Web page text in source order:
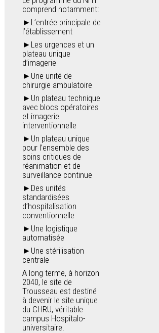
comprend notamment:
►L’entrée principale de
l’établissement
►Les urgences et un
plateau unique
d’imagerie
►Une unité de
chirurgie ambulatoire
►Un plateau technique
avec blocs opératoires
et imagerie
interventionnelle
►Un plateau unique
pour l’ensemble des
soins critiques de
réanimation et de
surveillance continue
►Des unités
standardisées
d’hospitalisation
conventionnelle
►Une logistique
automatisée
►Une stérilisation
centrale
A long terme, à horizon
2040, le site de
Trousseau est destiné
à devenir le site unique
du CHRU, véritable
campus Hospitalo-
universitaire.